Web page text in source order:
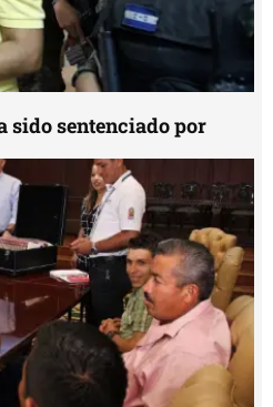
sido sentenciado por